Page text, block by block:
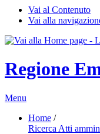
Vai al Contenuto
Vai alla
Regione
Menu
Home /
Ricerca Atti